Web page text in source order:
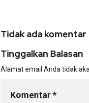
Tidak ada komentar
Tinggalkan Balasan
Alamat email Anda tidak
Komentar*